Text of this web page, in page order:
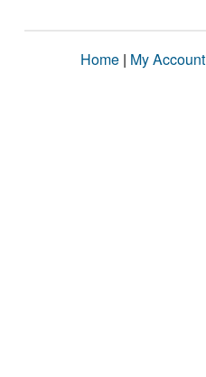
Home | My Account